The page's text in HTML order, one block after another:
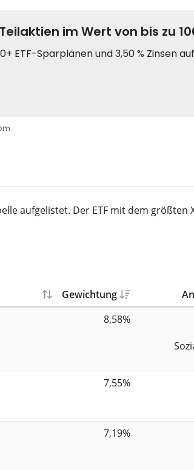
aufgelistet. Der ETF mit dem größten
Gewichtung
8,58%
7,55%
7,19%